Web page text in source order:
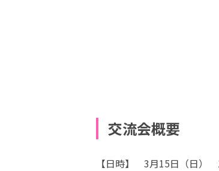
交流会概要
【日時】　3月15日（日）